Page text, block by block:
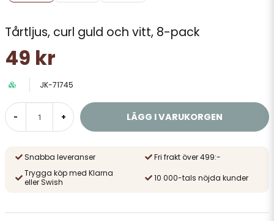
Tårtljus, curl guld och vitt, 8-pack
49 kr
JK-71745
- + LÄGG I VARUKORGEN
Snabba leveranser
Fri frakt över 499:-
Trygga köp med Klarna
eller Swish
10 000-tals nöjda kunder